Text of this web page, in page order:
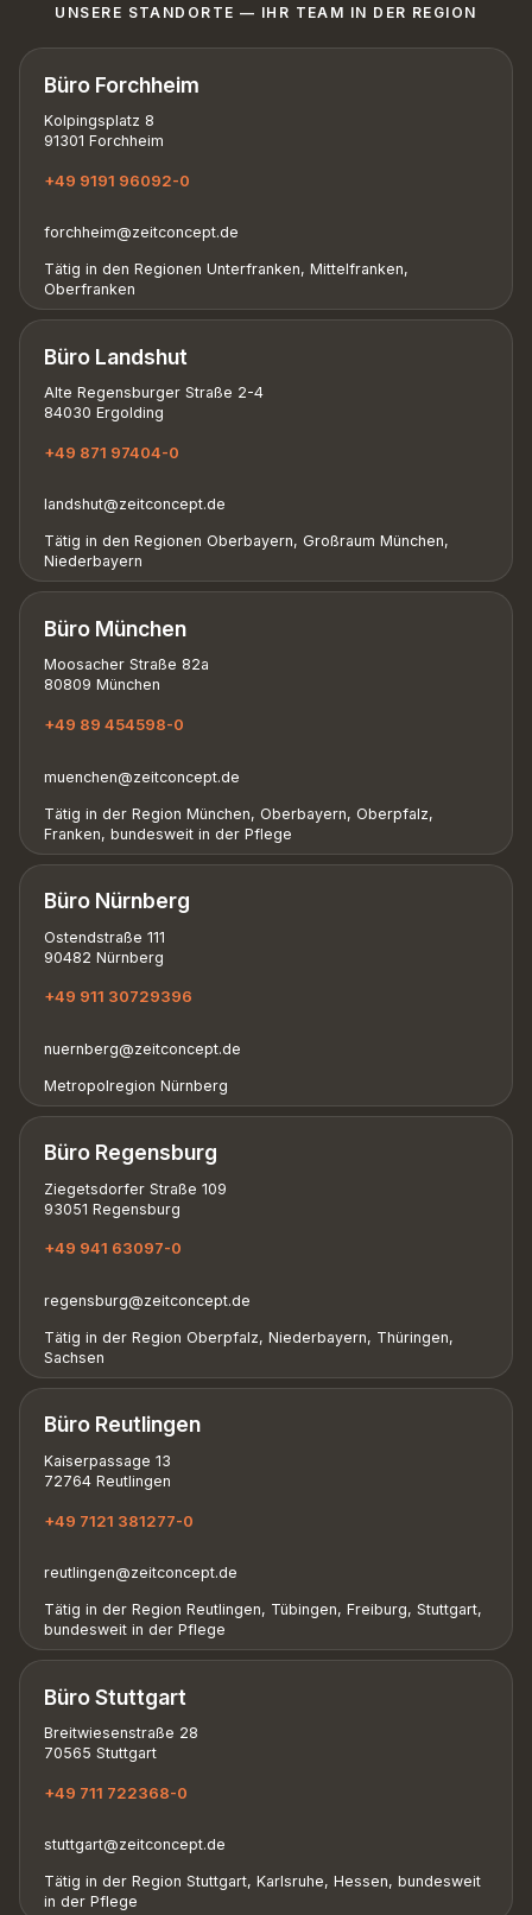
UNSERE STANDORTE — IHR TEAM IN DER REGION
Büro Forchheim
Kolpingsplatz 8
91301 Forchheim
+49 9191 96092-0
forchheim@zeitconcept.de
Tätig in den Regionen Unterfranken, Mittelfranken,
Oberfranken
Büro Landshut
Alte Regensburger Straße 2-4
84030 Ergolding
+49 871 97404-0
landshut@zeitconcept.de
Tätig in den Regionen Oberbayern, Großraum München,
Niederbayern
Büro München
Moosacher Straße 82a
80809 München
+49 89 454598-0
muenchen@zeitconcept.de
Tätig in der Region München, Oberbayern, Oberpfalz,
Franken, bundesweit in der Pflege
Büro Nürnberg
Ostendstraße 111
90482 Nürnberg
+49 911 30729396
nuernberg@zeitconcept.de
Metropolregion Nürnberg
Büro Regensburg
Ziegetsdorfer Straße 109
93051 Regensburg
+49 941 63097-0
regensburg@zeitconcept.de
Tätig in der Region Oberpfalz, Niederbayern, Thüringen,
Sachsen
Büro Reutlingen
Kaiserpassage 13
72764 Reutlingen
+49 7121 381277-0
reutlingen@zeitconcept.de
Tätig in der Region Reutlingen, Tübingen, Freiburg, Stuttgart,
bundesweit in der Pflege
Büro Stuttgart
Breitwiesenstraße 28
70565 Stuttgart
+49 711 722368-0
stuttgart@zeitconcept.de
Tätig in der Region Stuttgart, Karlsruhe, Hessen, bundesweit
in der Pflege